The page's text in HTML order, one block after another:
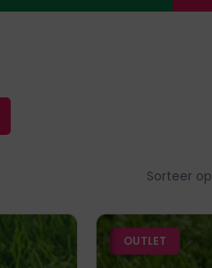
Sorteer op
OUTLET